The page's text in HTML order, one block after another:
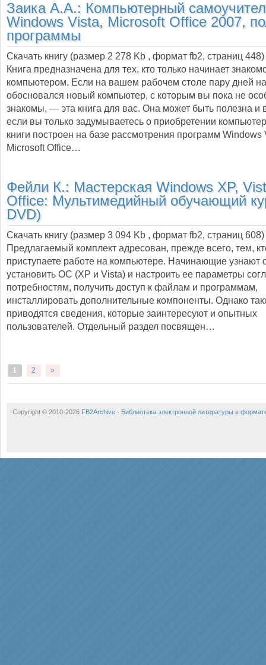
Заика А.А.: Компьютерный
Windows Vista, Microsoft Office 2007,
программы
Скачать книгу (размер 2 278 Kb , формат fb2, страниц 448
Книга предназначена для тех, кто только начинает
компьютером. Если на вашем рабочем столе пару дней
обосновался новый компьютер, с которым вы пока не
знакомы, — эта книга для вас. Она может быть полезна и
если вы только задумываетесь о приобретении
книги построен на базе рассмотрения программ Windows
Microsoft Office…
Фейли К.: Мастерская Windows XP,
Office: Мультимедийный обучающий
DVD)
Скачать книгу (размер 3 094 Kb , формат fb2, страниц 608
Предлагаемый комплект адресован, прежде всего, тем,
приступаете работе на компьютере. Начинающие узнают
установить ОС (XP и Vista) и настроить ее параметры
потребностям, получить доступ к файлам и программам,
инсталлировать дополнительные компоненты. Однако
приводятся сведения, которые заинтересуют и опытных
пользователей. Отдельный раздел посвящен…
1 2 »
Copyright © 2010-2026 FB2Archive - Библиотека электронной литературы в